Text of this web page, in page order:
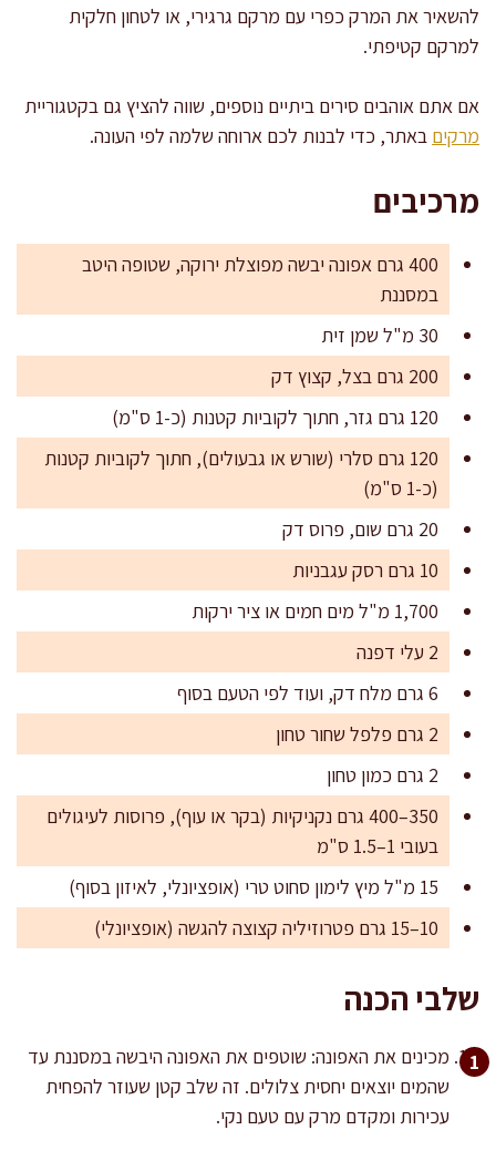
להשאיר את המרק כפרי עם מרקם גרגירי, או לטחון חלקית
למרקם קטיפתי.
אם אתם אוהבים סירים ביתיים נוספים, שווה להציץ גם בקטגוריית
מרקים באתר, כדי לבנות לכם ארוחה שלמה לפי העונה.
מרכיבים
400 גרם אפונה יבשה מפוצלת ירוקה, שטופה היטב
במסננת
30 מ"ל שמן זית
200 גרם בצל, קצוץ דק
120 גרם גזר, חתוך לקוביות קטנות (כ-1 ס"מ)
120 גרם סלרי (שורש או גבעולים), חתוך לקוביות קטנות
(כ-1 ס"מ)
20 גרם שום, פרוס דק
10 גרם רסק עגבניות
1,700 מ"ל מים חמים או ציר ירקות
2 עלי דפנה
6 גרם מלח דק, ועוד לפי הטעם בסוף
2 גרם פלפל שחור טחון
2 גרם כמון טחון
350–400 גרם נקניקיות (בקר או עוף), פרוסות לעיגולים
בעובי 1–1.5 ס"מ
15 מ"ל מיץ לימון סחוט טרי (אופציונלי, לאיזון בסוף)
10–15 גרם פטרוזיליה קצוצה להגשה (אופציונלי)
שלבי הכנה
מכינים את האפונה: שוטפים את האפונה היבשה במסננת עד
שהמים יוצאים יחסית צלולים. זה שלב קטן שעוזר להפחית
עכירות ומקדם מרק עם טעם נקי.